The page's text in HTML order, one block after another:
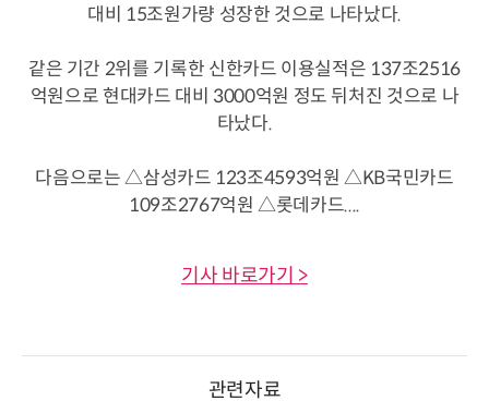
대비 15조원가량 성장한 것으로 나타났다.
같은 기간 2위를 기록한 신한카드 이용실적은 137조2516
억원으로 현대카드 대비 3000억원 정도 뒤처진 것으로 나
타났다.
다음으로는 △삼성카드 123조4593억원 △KB국민카드
109조2767억원 △롯데카드....
기사 바로가기 >
관련자료